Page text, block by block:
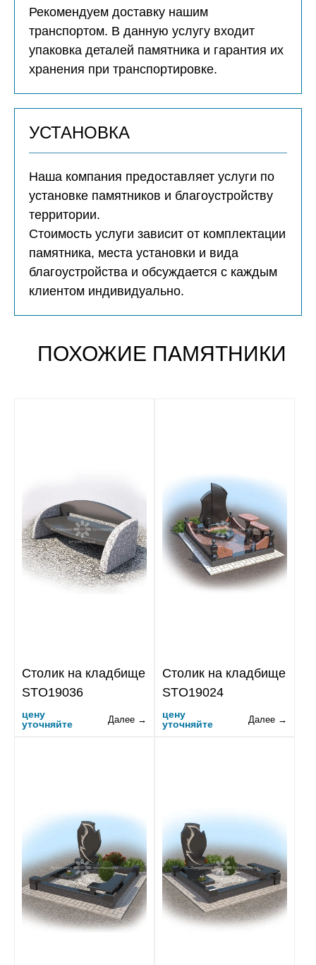
Рекомендуем доставку нашим
транспортом. В данную услугу входит
упаковка деталей памятника и гарантия их
хранения при транспортировке.
УСТАНОВКА
Наша компания предоставляет услуги по
установке памятников и благоустройству
территории.
Стоимость услуги зависит от комплектации
памятника, места установки и вида
благоустройства и обсуждается с каждым
клиентом индивидуально.
ПОХОЖИЕ ПАМЯТНИКИ
Столик на кладбище
STO19036
цену
уточняйте
Далее →
Столик на кладбище
STO19024
цену
уточняйте
Далее →